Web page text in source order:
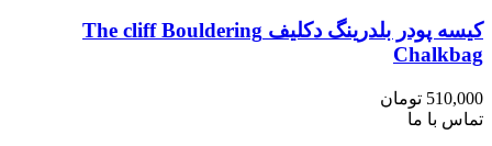
کیسه پودر بلدرینگ دکلیف The cliff Bouldering
Chalkbag
510,000 تومان
تماس با ما